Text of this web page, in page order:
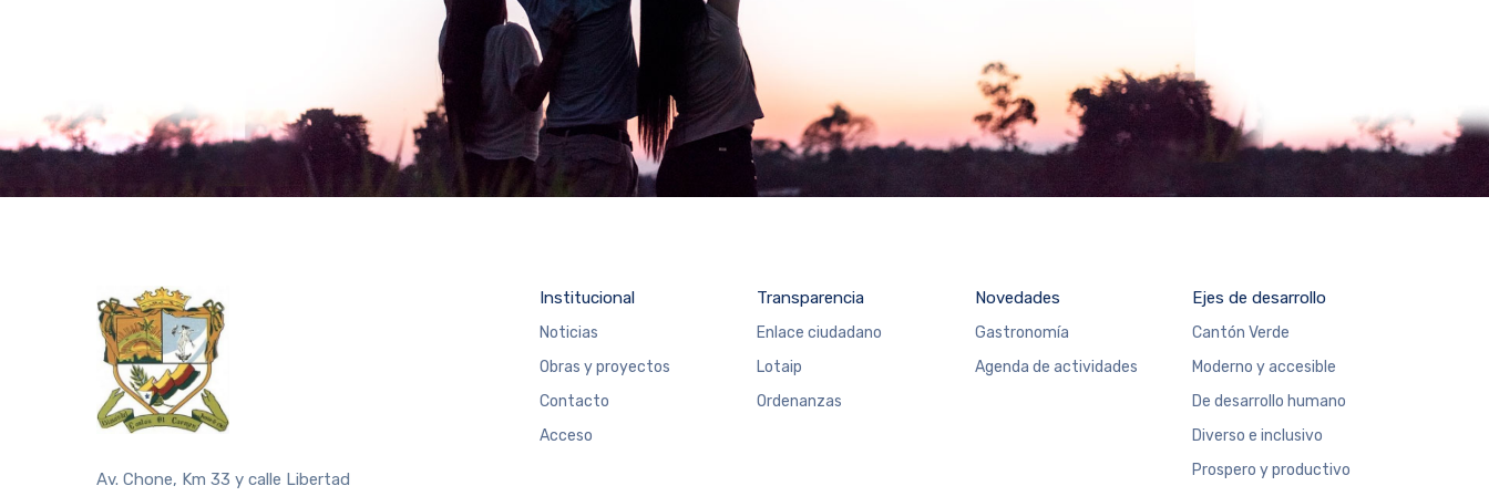
Av. Chone, Km 33 y calle Libertad
Institucional
Noticias
Obras y proyectos
Contacto
Acceso
Transparencia
Enlace ciudadano
Lotaip
Ordenanzas
Novedades
Gastronomía
Agenda de actividades
Ejes de desarrollo
Cantón Verde
Moderno y accesible
De desarrollo humano
Diverso e inclusivo
Prospero y productivo